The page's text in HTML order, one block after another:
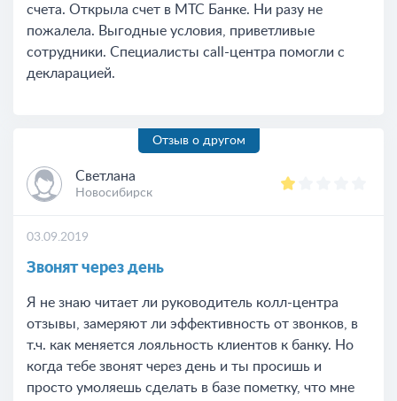
счета. Открыла счет в МТС Банке. Ни разу не
пожалела. Выгодные условия, приветливые
сотрудники. Специалисты call-центра помогли с
декларацией.
Отзыв о другом
Светлана
Новосибирск
03.09.2019
Звонят через день
Я не знаю читает ли руководитель колл-центра
отзывы, замеряют ли эффективность от звонков, в
т.ч. как меняется лояльность клиентов к банку. Но
когда тебе звонят через день и ты просишь и
просто умоляешь сделать в базе пометку, что мне